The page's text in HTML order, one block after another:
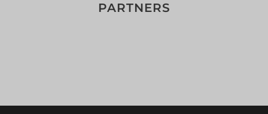
PARTNERS